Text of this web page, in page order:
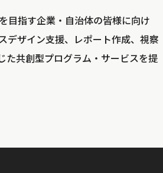
目指す企業・自治体の皆様に向け
デザイン支援、レポート作成、視察
た共創型プログラム・サービスを提